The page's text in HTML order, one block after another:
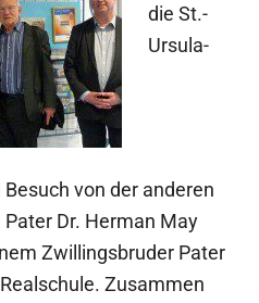
die St.-
Ursula-
von der anderen
Dr. Herman May
Zwillingsbruder Pater
Zusammen